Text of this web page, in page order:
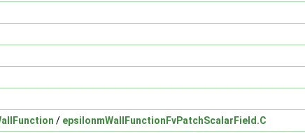
/ epsilonmWallFunctionFvPatchScalarField.C